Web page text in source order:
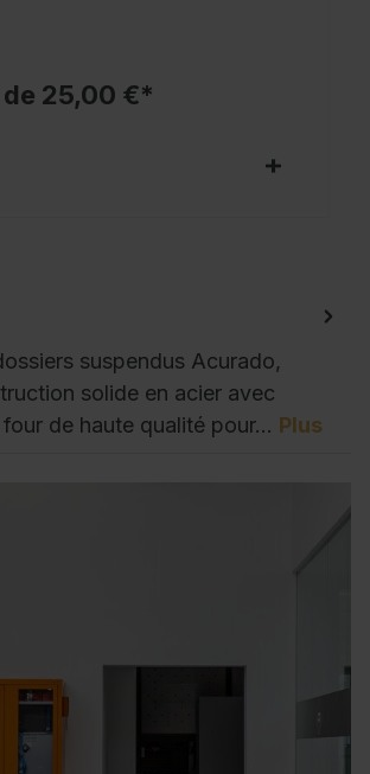
25,00 €*
suspendus Acurado,
solide en acier avec
de haute qualité pour… Plus